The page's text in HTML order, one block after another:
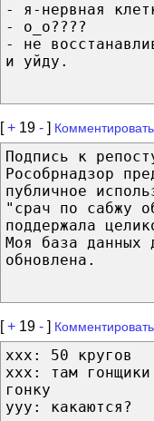
- я-нервная
- о_о????
- не
и уйду.
[+ 19 - ]
Подпись к
Рособрнадзор
публичное
"срач по сабжу
поддержала
Моя база данных
обновлена.
[+ 19 - ]
xxx: 50 кругов
xxx: там
гонку
yyy: какаются?